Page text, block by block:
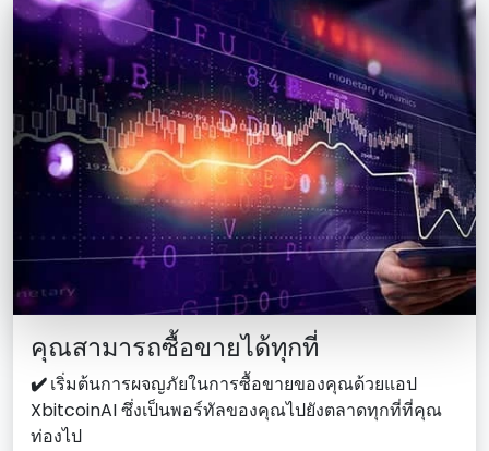
คุณสามารถซื้อขายได้ทุกที่
✔️เริ่มต้นการผจญภัยในการซื้อขายของคุณด้วยแอป
XbitcoinAI ซึ่งเป็นพอร์ทัลของคุณไปยังตลาดทุกที่ที่คุณ
ท่องไป